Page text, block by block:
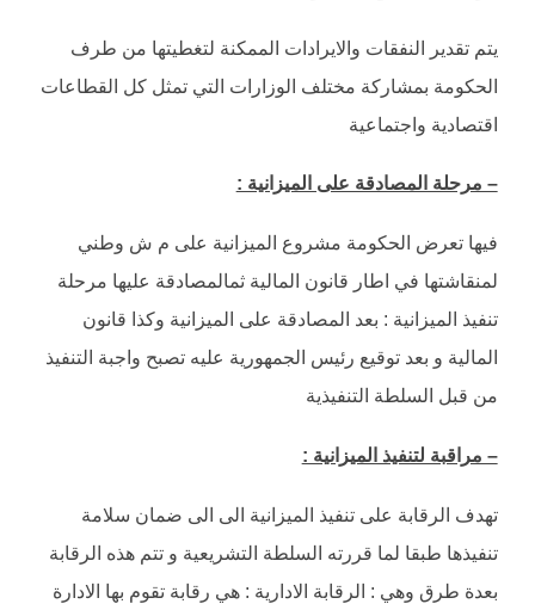
يتم تقدير النفقات والايرادات الممكنة لتغطيتها من طرف
الحكومة بمشاركة مختلف الوزارات التي تمثل كل القطاعات
اقتصادية واجتماعية
– مرحلة المصادقة على الميزانية :
فيها تعرض الحكومة مشروع الميزانية على م ش وطني
لمنقاشتها في اطار قانون المالية ثمالمصادقة عليها مرحلة
تنفيذ الميزانية : بعد المصادقة على الميزانية وكذا قانون
المالية و بعد توقيع رئيس الجمهورية عليه تصبح واجبة التنفيذ
من قبل السلطة التنفيذية
– مراقبة لتنفيذ الميزانية :
تهدف الرقابة على تنفيذ الميزانية الى الى ضمان سلامة
تنفيذها طبقا لما قررته السلطة التشريعية و تتم هذه الرقابة
بعدة طرق وهي : الرقابة الادارية : هي رقابة تقوم بها الادارة